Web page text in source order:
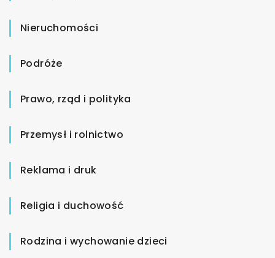
Nieruchomości
Podróże
Prawo, rząd i polityka
Przemysł i rolnictwo
Reklama i druk
Religia i duchowość
Rodzina i wychowanie dzieci